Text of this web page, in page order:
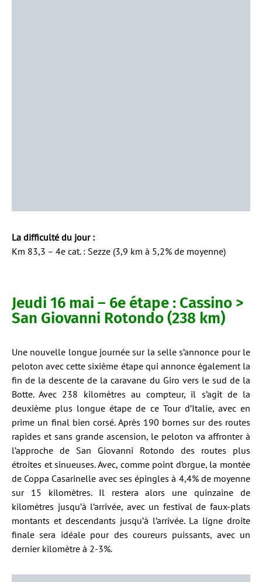
La difficulté du jour :
Km 83,3 – 4e cat. : Sezze (3,9 km à 5,2% de moyenne)
Jeudi 16 mai – 6e étape : Cassino >
San Giovanni Rotondo (238 km)
Une nouvelle longue journée sur la selle s’annonce pour le
peloton avec cette sixième étape qui annonce également la
fin de la descente de la caravane du Giro vers le sud de la
Botte. Avec 238 kilomètres au compteur, il s’agit de la
deuxième plus longue étape de ce Tour d’Italie, avec en
prime un final bien corsé. Après 190 bornes sur des routes
rapides et sans grande ascension, le peloton va affronter à
l’approche de San Giovanni Rotondo des routes plus
étroites et sinueuses. Avec, comme point d’orgue, la montée
de Coppa Casarinelle avec ses épingles à 4,4% de moyenne
sur 15 kilomètres. Il restera alors une quinzaine de
kilomètres jusqu’à l’arrivée, avec un festival de faux-plats
montants et descendants jusqu’à l’arrivée. La ligne droite
finale sera idéale pour des coureurs puissants, avec un
dernier kilomètre à 2-3%.